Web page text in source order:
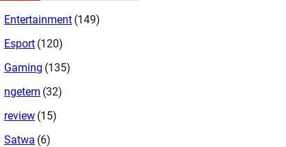
Entertainment (149)
Esport (120)
Gaming (135)
ngetem (32)
review (15)
Satwa (6)